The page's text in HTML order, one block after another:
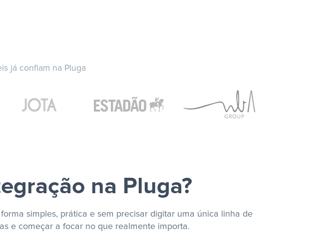
já confiam na Pluga
na Pluga?
simples, prática e sem precisar digitar uma única linha de
e começar a focar no que realmente importa.